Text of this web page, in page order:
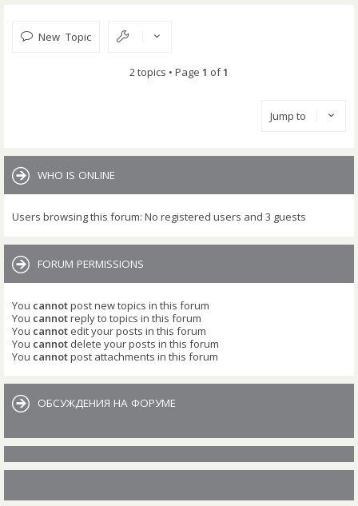
New Topic
2 topics • Page 1 of1
Jump to
WHO IS ONLINE
Users browsing this forum: No registered users and 3 guests
FORUM PERMISSIONS
You cannotpost new topics in this forum
You cannotreply to topics in this forum
You cannot edit your posts in this forum
You cannot delete your posts in this forum
You cannotpost attachments in this forum
ОБСУЖДЕНИЯ НА ФОРУМЕ